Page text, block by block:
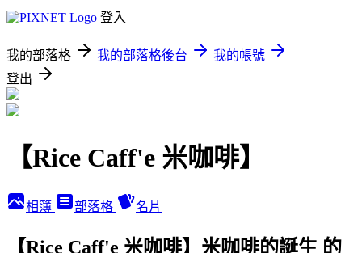
登入
我的部落格 我的部落格後台
我的帳號
登出
【Rice Caff'e 米咖啡】
相簿 部落格 名片
【Rice Caff'e 米咖啡】米咖啡的誕生 的